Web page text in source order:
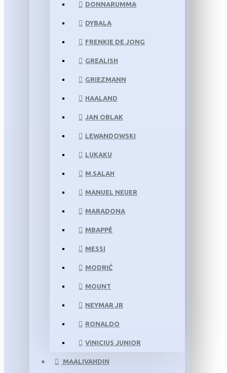
DONNARUMMA
DYBALA
FRENKIE DE JONG
GREALISH
GRIEZMANN
HAALAND
JAN OBLAK
LEWANDOWSKI
LUKAKU
M.SALAH
MANUEL NEUER
MARADONA
MBAPPÉ
MESSI
MODRIĆ
MOUNT
NEYMAR JR
RONALDO
VINICIUS JUNIOR
MAALIVAHDIN